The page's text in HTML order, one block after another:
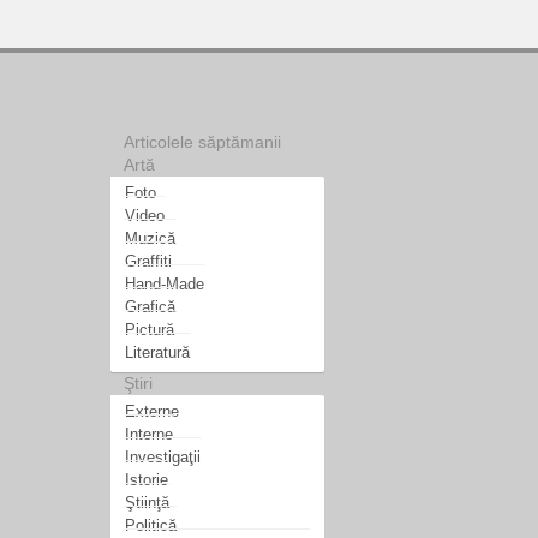
Articolele săptămanii
Artă
Foto
Video
Muzică
Graffiti
Hand-Made
Grafică
Pictură
Literatură
Ştiri
Externe
Interne
Investigaţii
Istorie
Ştiinţă
Politică